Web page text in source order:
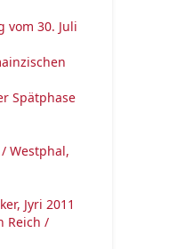
30. Juli
Spätphase
Westphal,
Jyri 2011
Reich /